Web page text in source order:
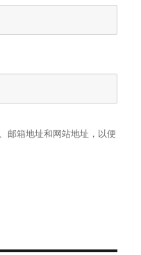
邮箱地址和网站地址，以便